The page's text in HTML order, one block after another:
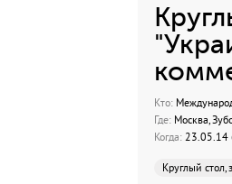
Кто:
Где:Москва,
Когда:23.05.14
Круглый стол,